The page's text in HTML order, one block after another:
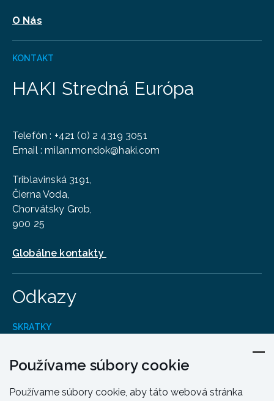
G4 9XQ
O Nás
KONTAKT
HAKI Stredná Európa
Telefón: +421 (0) 2 4319 3051
Email :milan.mondok@haki.com
Triblavinská 3191,
Čierna Voda,
Chorvátsky Grob,
900 25
Globálne kontakty
Odkazy
SKRATKY
Kontakt
Školenie a podpora
Používame súbory cookie
Používame súbory cookie, aby táto webová stránka